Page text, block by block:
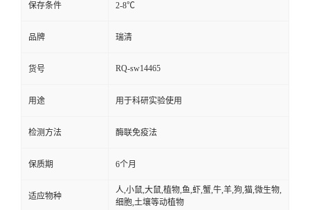
保存条件 2-8℃
品牌 瑞清
货号 RQ-sw14465
用途 用于科研实验使用
检测方法 酶联免疫法
保质期 6个月
适应物种
人,小鼠,大鼠,植物,鱼,虾,蟹,牛,羊,狗,猫,微生物,
细胞,土壤等动植物